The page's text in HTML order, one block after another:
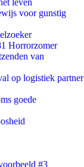
leven
voor gunstig
Horrorzomer
van
op logistiek partner
goede
#3